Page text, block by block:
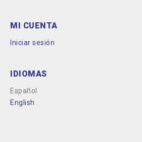
MI CUENTA
Iniciar sesión
IDIOMAS
Español
English